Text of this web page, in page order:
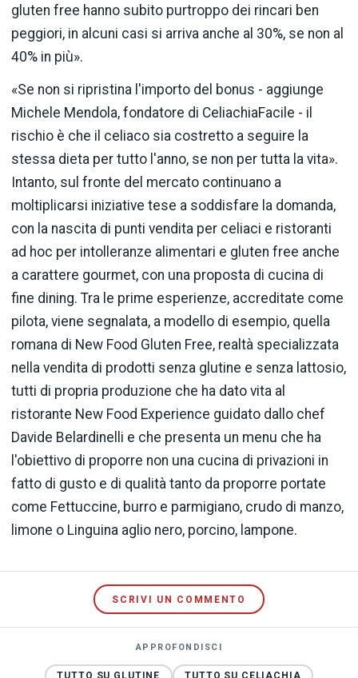
gluten free hanno subito purtroppo dei rincari ben
peggiori, in alcuni casi si arriva anche al 30%, se non al
40% in più».
«Se non si ripristina l'importo del bonus - aggiunge
Michele Mendola, fondatore di CeliachiaFacile - il
rischio è che il celiaco sia costretto a seguire la
stessa dieta per tutto l'anno, se non per tutta la vita».
Intanto, sul fronte del mercato continuano a
moltiplicarsi iniziative tese a soddisfare la domanda,
con la nascita di punti vendita per celiaci e ristoranti
ad hoc per intolleranze alimentari e gluten free anche
a carattere gourmet, con una proposta di cucina di
fine dining. Tra le prime esperienze, accreditate come
pilota, viene segnalata, a modello di esempio, quella
romana di New Food Gluten Free, realtà specializzata
nella vendita di prodotti senza glutine e senza lattosio,
tutti di propria produzione che ha dato vita al
ristorante New Food Experience guidato dallo chef
Davide Belardinelli e che presenta un menu che ha
l'obiettivo di proporre non una cucina di privazioni in
fatto di gusto e di qualità tanto da proporre portate
come Fettuccine, burro e parmigiano, crudo di manzo,
limone o Linguina aglio nero, porcino, lampone.
SCRIVI UN COMMENTO
APPROFONDISCI
TUTTO SU GLUTINE TUTTO SU CELIACHIA